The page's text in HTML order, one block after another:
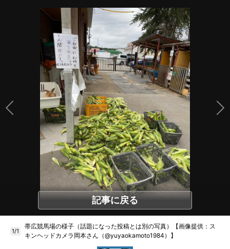
記事に戻る
1/1
帯広競馬場の様子（話題になった投稿とは別の写真）【画像提供：ス
キンヘッドカメラ岡本さん（@yuyaokamoto1984）】